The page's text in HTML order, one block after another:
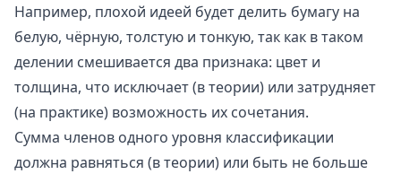
Например, плохой идеей будет делить бумагу на
белую, чёрную, толстую и тонкую, так как в таком
делении смешивается два признака: цвет и
толщина, что исключает (в теории) или затрудняет
(на практике) возможность их сочетания.
Сумма членов одного уровня классификации
должна равняться (в теории) или быть не больше